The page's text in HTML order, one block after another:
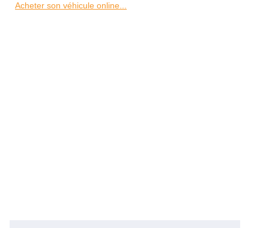
Acheter son véhicule online...